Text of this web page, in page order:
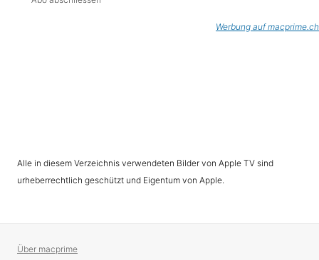
Werbung auf macprime.ch
Alle in diesem Verzeichnis verwendeten Bilder von Apple TV sind
urheberrechtlich geschützt und Eigentum von Apple.
Über macprime